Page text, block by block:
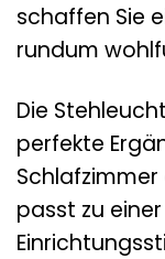
schaffen Sie
rundum
Die
perfekte
Schlafzimmer
passt zu